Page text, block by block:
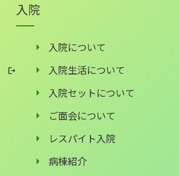
入院
入院について
入院生活について
入院セットについて
ご面会について
レスパイト入院
病棟紹介